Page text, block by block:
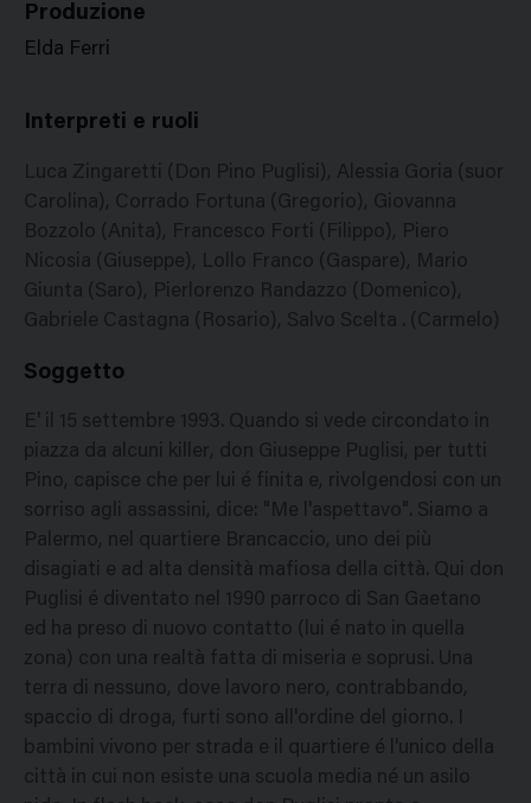
Produzione
Elda Ferri
Interpreti e ruoli
Luca Zingaretti (Don Pino Puglisi), Alessia Goria (suor
Carolina), Corrado Fortuna (Gregorio), Giovanna
Bozzolo (Anita), Francesco Forti (Filippo), Piero
Nicosia (Giuseppe), Lollo Franco (Gaspare), Mario
Giunta (Saro), Pierlorenzo Randazzo (Domenico),
Gabriele Castagna (Rosario), Salvo Scelta . (Carmelo)
Soggetto
E' il 15 settembre 1993. Quando si vede circondato in
piazza da alcuni killer, don Giuseppe Puglisi, per tutti
Pino, capisce che per lui é finita e, rivolgendosi con un
sorriso agli assassini, dice: "Me l'aspettavo". Siamo a
Palermo, nel quartiere Brancaccio, uno dei più
disagiati e ad alta densità mafiosa della città. Qui don
Puglisi é diventato nel 1990 parroco di San Gaetano
ed ha preso di nuovo contatto (lui é nato in quella
zona) con una realtà fatta di miseria e soprusi. Una
terra di nessuno, dove lavoro nero, contrabbando,
spaccio di droga, furti sono all'ordine del giorno. I
bambini vivono per strada e il quartiere é l'unico della
città in cui non esiste una scuola media né un asilo